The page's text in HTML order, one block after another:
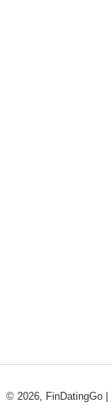
© 2026, FinDatingGo |